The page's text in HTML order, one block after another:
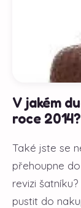
V jakém
roce 2014?
Také jste se
přehoupne
revizi
pustit do